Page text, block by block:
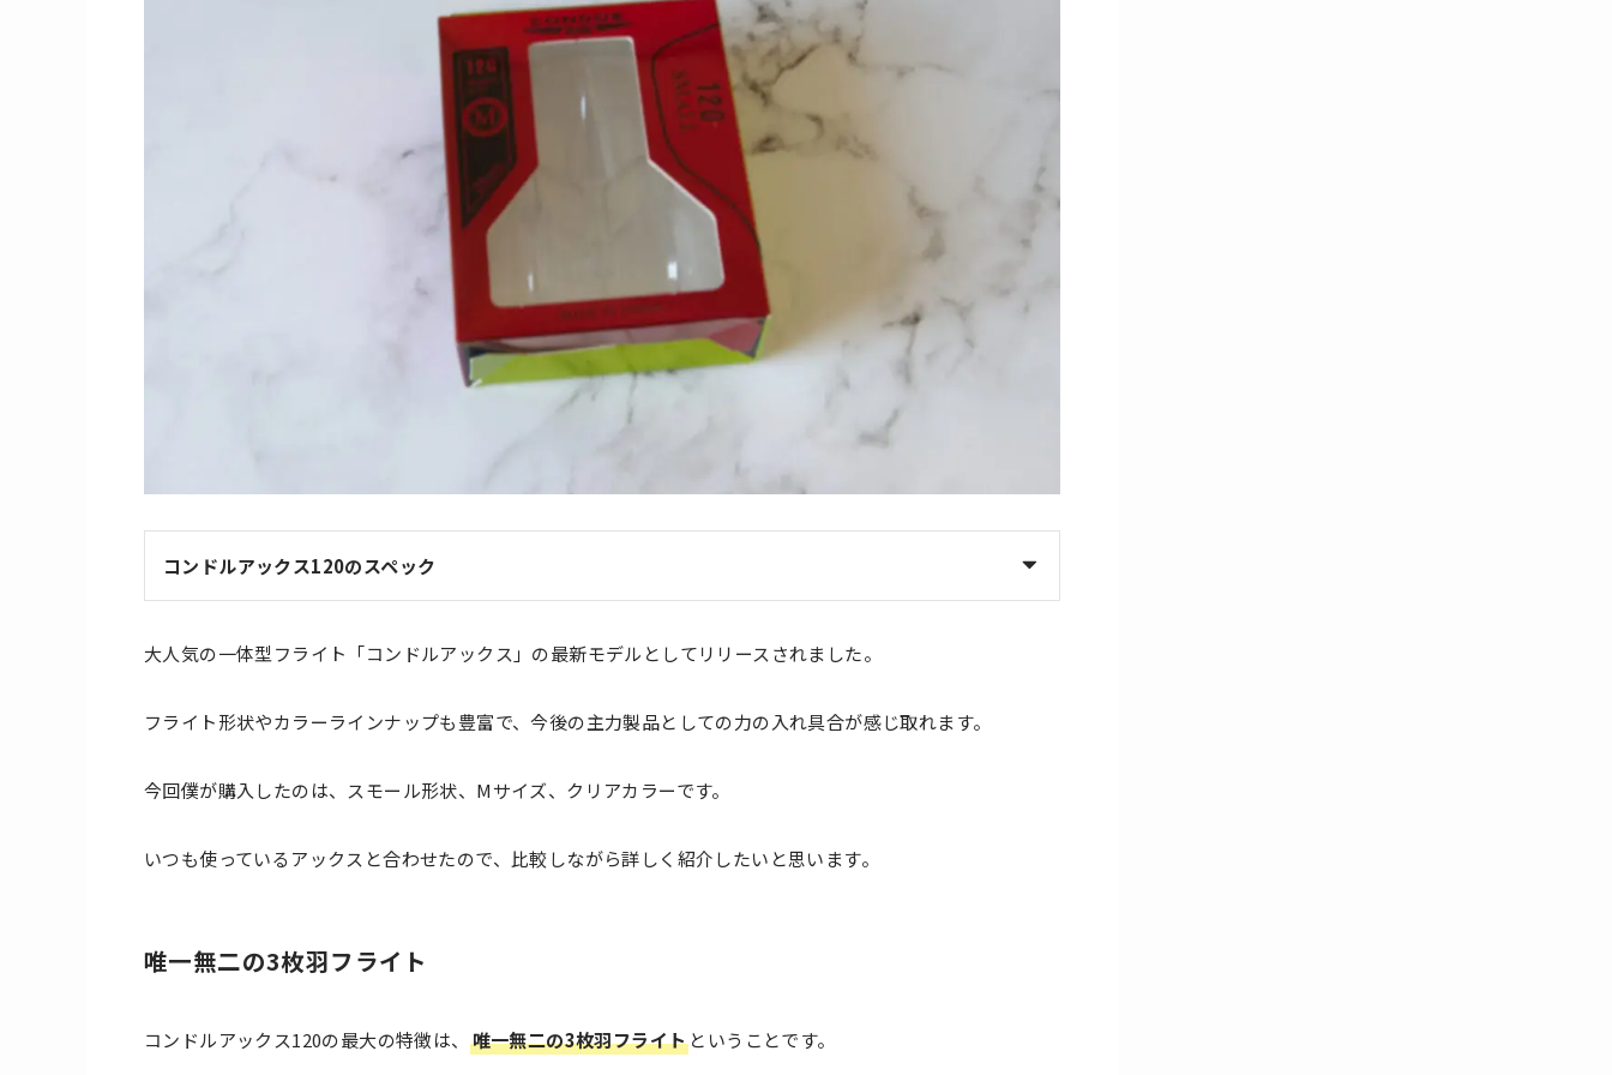
コンドルアックス120のスペック
大人気の一体型フライト「コンドルアックス」の最新モデルとしてリリースされました。
フライト形状やカラーラインナップも豊富で、今後の主力製品としての力の入れ具合が感じ取れます。
今回僕が購入したのは、スモール形状、Mサイズ、クリアカラーです。
いつも使っているアックスと合わせたので、比較しながら詳しく紹介したいと思います。
唯一無二の3枚羽フライト
コンドルアックス120の最大の特徴は、 唯一無二の3枚羽フライト ということです。